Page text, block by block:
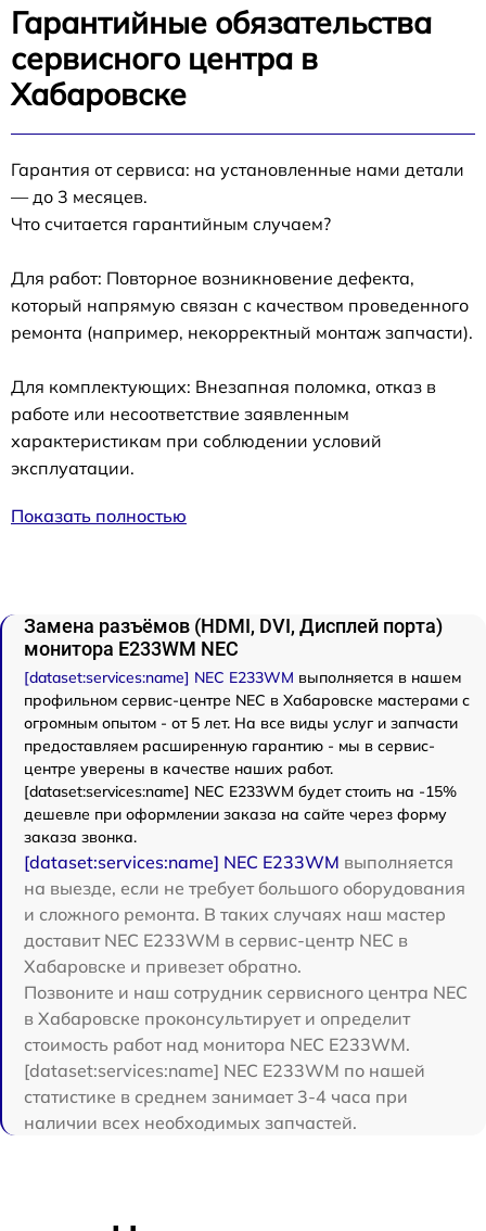
Гарантийные обязательства
сервисного центра в
Хабаровске
Гарантия от сервиса: на установленные нами детали
— до 3 месяцев.
Что считается гарантийным случаем?
Для работ: Повторное возникновение дефекта,
который напрямую связан с качеством проведенного
ремонта (например, некорректный монтаж запчасти).
Для комплектующих: Внезапная поломка, отказ в
работе или несоответствие заявленным
характеристикам при соблюдении условий
эксплуатации.
Показать полностью
Замена разъёмов (HDMI, DVI, Дисплей порта)
монитора E233WM NEC
[dataset:services:name] NEC E233WM выполняется в нашем
профильном сервис-центре NEC в Хабаровске мастерами с
огромным опытом - от 5 лет. На все виды услуг и запчасти
предоставляем расширенную гарантию - мы в сервис-
центре уверены в качестве наших работ.
[dataset:services:name] NEC E233WM будет стоить на -15%
дешевле при оформлении заказа на сайте через форму
заказа звонка.
[dataset:services:name] NEC E233WM выполняется
на выезде, если не требует большого оборудования
и сложного ремонта. В таких случаях наш мастер
доставит NEC E233WM в сервис-центр NEC в
Хабаровске и привезет обратно.
Позвоните и наш сотрудник сервисного центра NEC
в Хабаровске проконсультирует и определит
стоимость работ над монитора NEC E233WM.
[dataset:services:name] NEC E233WM по нашей
статистике в среднем занимает 3-4 часа при
наличии всех необходимых запчастей.